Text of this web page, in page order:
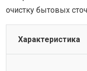
очистку бытовых
Характеристика